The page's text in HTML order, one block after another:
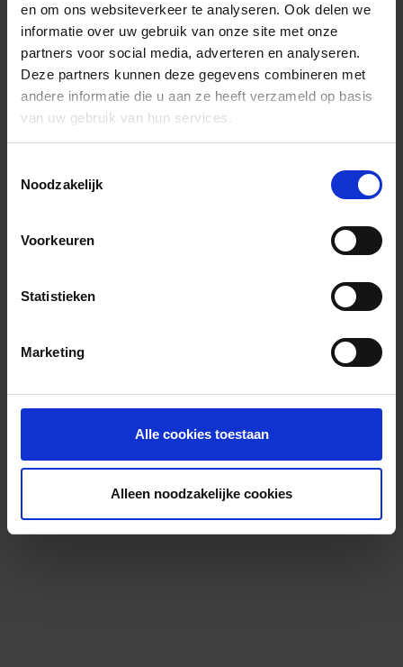
en om ons websiteverkeer te analyseren. Ook delen we
informatie over uw gebruik van onze site met onze
partners voor social media, adverteren en analyseren.
Deze partners kunnen deze gegevens combineren met
andere informatie die u aan ze heeft verzameld op basis
van uw gebruik van hun services.
Noodzakelijk
Voorkeuren
Statistieken
Marketing
Alle cookies toestaan
Alleen noodzakelijke cookies